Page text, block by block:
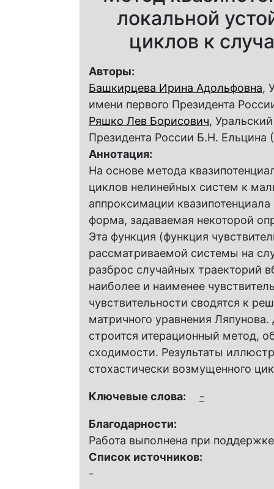
локальной
циклов к
Авторы:
Башкирцева Ирина Адольфовна,
имени первого Президента
Ряшко Лев Борисович,
Президента России Б.Н. Ельцина
Аннотация:
На основе метода
циклов нелинейных систем к
аппроксимации
форма, задаваемая некоторой
Эта функция (функция
рассматриваемой системы на
разброс случайных траекторий
наиболее и наименее
чувствительности сводятся к
матричного уравнения
строится итерационный метод,
сходимости. Результаты
стохастически возмущенного
Ключевые слова: -
Благодарности:
Работа выполнена при
Список источников:
-